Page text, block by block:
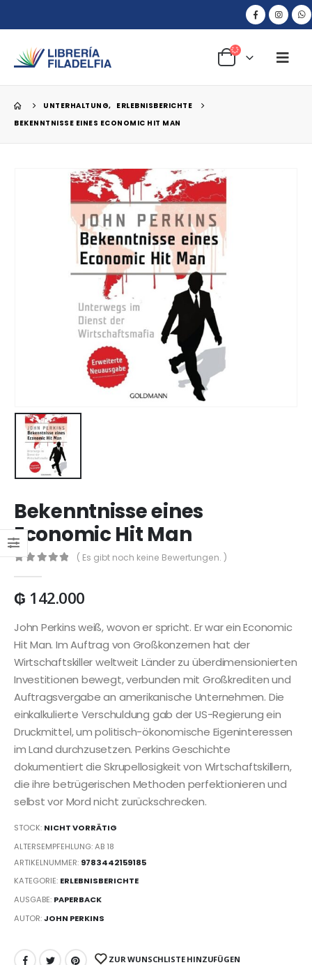
UNTERHALTUNG, ERLEBNISBERICHTE
BEKENNTNISSE EINES ECONOMIC HIT MAN
Bekenntnisse eines
Economic Hit Man
( Es gibt noch keine Bewertungen. )
₲ 142.000
John Perkins weiß, wovon er spricht. Er war ein Economic
Hit Man. Im Auftrag von Großkonzernen hat der
Wirtschaftskiller weltweit Länder zu überdimensionierten
Investitionen bewegt, verbunden mit Großkrediten und
Auftragsvergabe an amerikanische Unternehmen. Die
einkalkulierte Verschuldung gab der US-Regierung ein
Druckmittel, um politisch-ökonomische Eigeninteressen
im Land durchzusetzen. Perkins Geschichte
dokumentiert die Skrupellosigkeit von Wirtschaftskillern,
die ihre betrügerischen Methoden perfektionieren und
selbst vor Mord nicht zurückschrecken.
STOCK: NICHT VORRÄTIG
ALTERSEMPFEHLUNG: AB 18
ARTIKELNUMMER: 9783442159185
KATEGORIE: ERLEBNISBERICHTE
AUSGABE: PAPERBACK
AUTOR:JOHN PERKINS
ZUR WUNSCHLISTE HINZUFÜGEN